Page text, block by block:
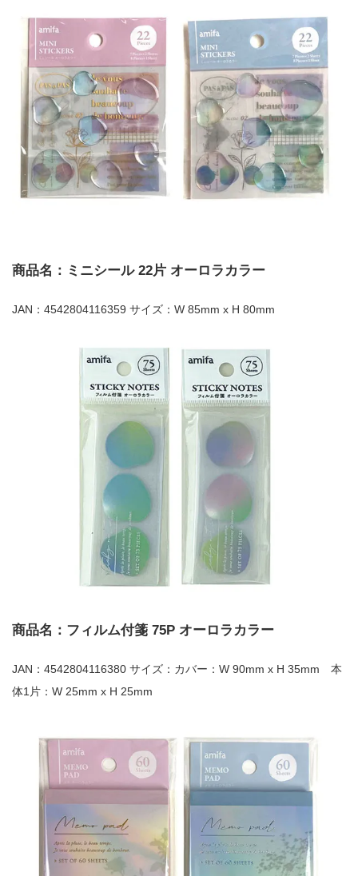
商品名：ミニシール 22片 オーロラカラー
JAN：4542804116359 サイズ：W 85mm x H 80mm
商品名：フィルム付箋 75P オーロラカラー
JAN：4542804116380 サイズ：カバー：W 90mm x H 35mm 本
体1片：W 25mm x H 25mm